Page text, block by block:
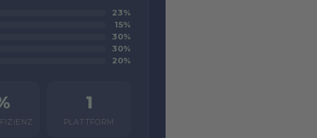
23%
15%
30%
30%
20%
1
PLATTFORM